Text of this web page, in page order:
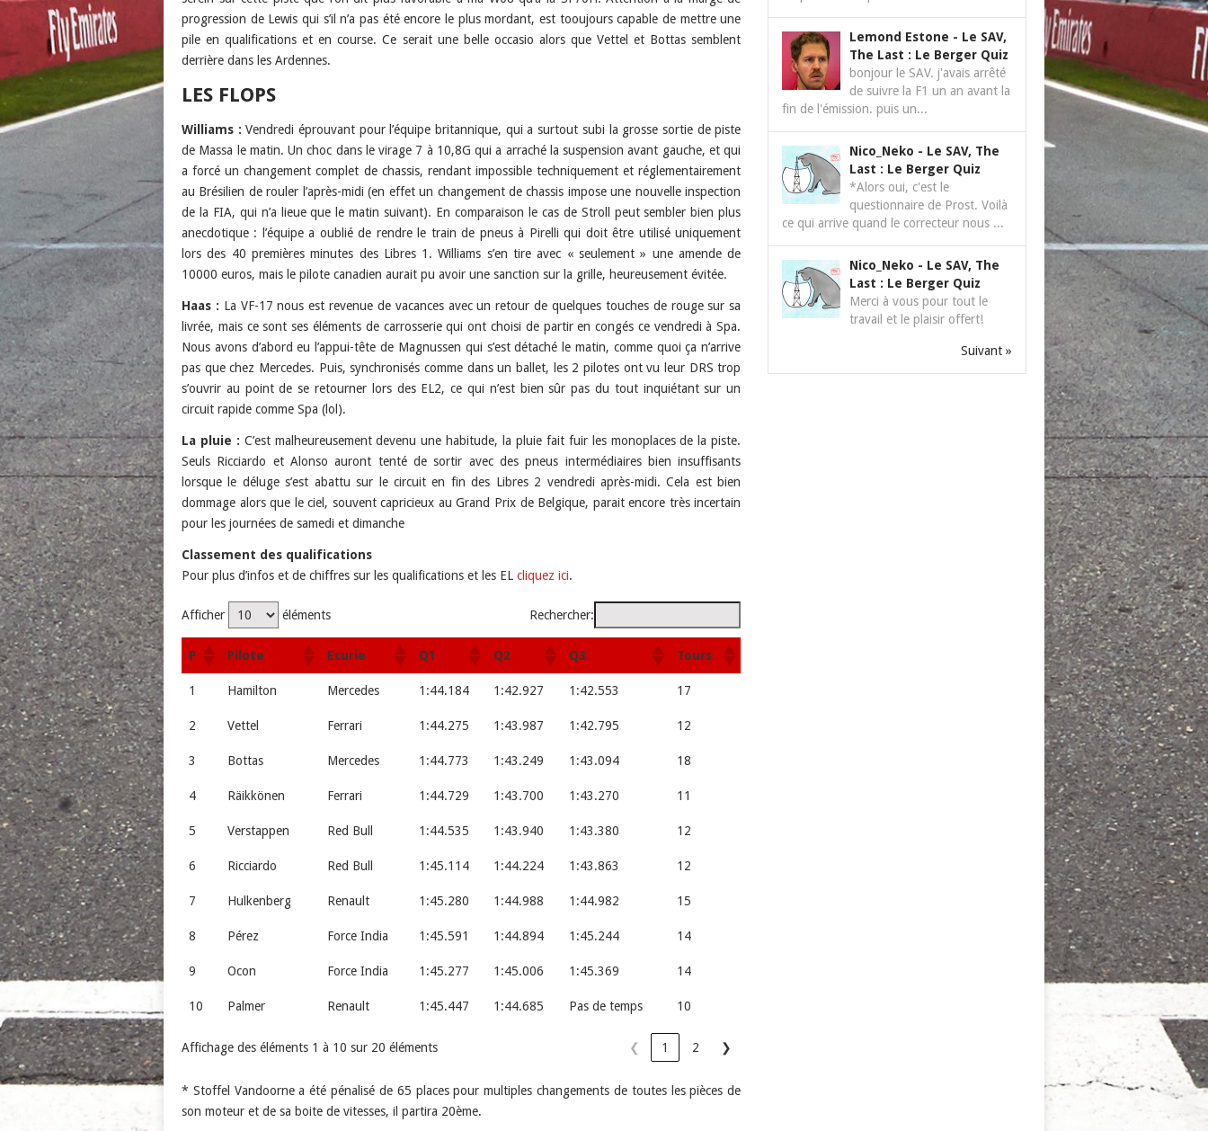
progression de Lewis qui s’il n’a pas été encore le plus mordant, est tooujours capable de mettre une
pile en qualifications et en course. Ce serait une belle occasio alors que Vettel et Bottas semblent
derrière dans les Ardennes.
LES FLOPS
Williams :Vendredi éprouvant pour l’équipe britannique, qui a surtout subi la grosse sortie de piste
de Massa le matin. Un choc dans le virage 7 à 10,8G qui a arraché la suspension avant gauche, et qui
a forcé un changement complet de chassis, rendant impossible techniquement et réglementairement
au Brésilien de rouler l’après-midi (en effet un changement de chassis impose une nouvelle inspection
de la FIA, qui n’a lieue que le matin suivant). En comparaison le cas de Stroll peut sembler bien plus
anecdotique : l’équipe a oublié de rendre le train de pneus à Pirelli qui doit être utilisé uniquement
lors des 40 premières minutes des Libres 1. Williams s’en tire avec « seulement » une amende de
10000 euros, mais le pilote canadien aurait pu avoir une sanction sur la grille, heureusement évitée.
Haas : La VF-17 nous est revenue de vacances avec un retour de quelques touches de rouge sur sa
livrée, mais ce sont ses éléments de carrosserie qui ont choisi de partir en congés ce vendredi à Spa.
Nous avons d’abord eu l’appui-tête de Magnussen qui s’est détaché le matin, comme quoi ça n’arrive
pas que chez Mercedes. Puis, synchronisés comme dans un ballet, les 2 pilotes ont vu leur DRS trop
s’ouvrir au point de se retourner lors des EL2, ce qui n’est bien sûr pas du tout inquiétant sur un
circuit rapide comme Spa (lol).
La pluie : C’est malheureusement devenu une habitude, la pluie fait fuir les monoplaces de la piste.
Seuls Ricciardo et Alonso auront tenté de sortir avec des pneus intermédiaires bien insuffisants
lorsque le déluge s’est abattu sur le circuit en fin des Libres 2 vendredi après-midi. Cela est bien
dommage alors que le ciel, souvent capricieux au Grand Prix de Belgique, parait encore très incertain
pour les journées de samedi et dimanche
Classement des qualifications
Pour plus d’infos et de chiffres sur les qualifications et les EL cliquez ici.
Afficher éléments Rechercher:
P Pilote Ecurie Q1 Q2 Q3 Tours
1 Hamilton Mercedes 1:44.184 1:42.927 1:42.553 17
2 Vettel Ferrari 1:44.275 1:43.987 1:42.795 12
3 Bottas Mercedes 1:44.773 1:43.249 1:43.094 18
4 Räikkönen Ferrari 1:44.729 1:43.700 1:43.270 11
5 Verstappen Red Bull 1:44.535 1:43.940 1:43.380 12
6 Ricciardo Red Bull 1:45.114 1:44.224 1:43.863 12
7 Hulkenberg Renault 1:45.280 1:44.988 1:44.982 15
8 Pérez Force India 1:45.591 1:44.894 1:45.244 14
9 Ocon Force India 1:45.277 1:45.006 1:45.369 14
10 Palmer Renault 1:45.447 1:44.685 Pas de temps 10
Affichage des éléments 1 à 10 sur 20 éléments ❮ 1 2 ❯
* Stoffel Vandoorne a été pénalisé de 65 places pour multiples changements de toutes les pièces de
son moteur et de sa boite de vitesses, il partira 20ème.
Lemond Estone - Le SAV,
The Last : Le Berger Quiz
bonjour le SAV. j'avais arrêté
de suivre la F1 un an avant la
fin de l'émission. puis un...
Nico_Neko - Le SAV, The
Last : Le Berger Quiz
*Alors oui, c'est le
questionnaire de Prost. Voilà
ce qui arrive quand le correcteur nous ...
Nico_Neko - Le SAV, The
Last : Le Berger Quiz
Merci à vous pour tout le
travail et le plaisir offert!
Suivant »